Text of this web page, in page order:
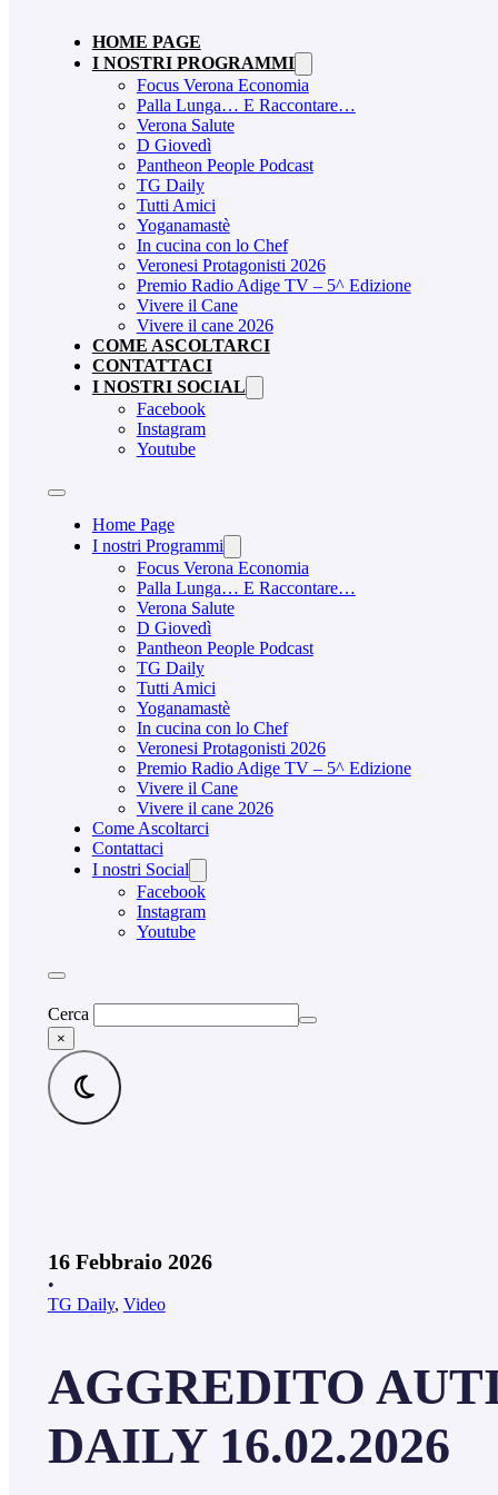
HOME PAGE
I NOSTRI PROGRAMMI
Focus Verona Economia
Palla Lunga… E Raccontare…
Verona Salute
D Giovedì
Pantheon People Podcast
TG Daily
Tutti Amici
Yoganamastè
In cucina con lo Chef
Veronesi Protagonisti 2026
Premio Radio Adige TV – 5^ Edizione
Vivere il Cane
Vivere il cane 2026
COME ASCOLTARCI
CONTATTACI
I NOSTRI SOCIAL
Facebook
Instagram
Youtube
Home Page
I nostri Programmi
Focus Verona Economia
Palla Lunga… E Raccontare…
Verona Salute
D Giovedì
Pantheon People Podcast
TG Daily
Tutti Amici
Yoganamastè
In cucina con lo Chef
Veronesi Protagonisti 2026
Premio Radio Adige TV – 5^ Edizione
Vivere il Cane
Vivere il cane 2026
Come Ascoltarci
Contattaci
I nostri Social
Facebook
Instagram
Youtube
Cerca
×
16 Febbraio 2026
•
TG Daily, Video
AGGREDITO
DAILY 16.02.2026